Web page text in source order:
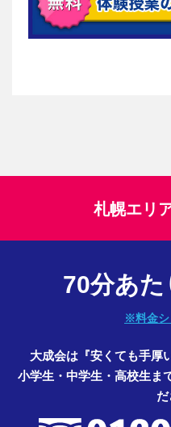
札幌エリ
70分あた
※料金シ
大成会は『安くても手厚
小学生・中学生・高校生ま
だ